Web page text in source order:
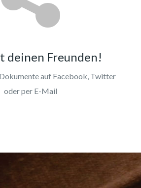
deinen Freunden!
auf Facebook, Twitter
oder per E-Mail